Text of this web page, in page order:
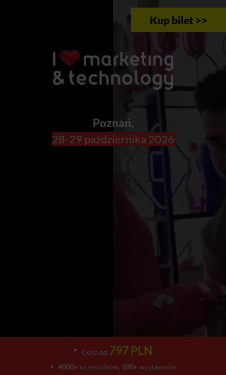
Kup bilet >>
Poznań,
28-29 października 2026
Cena od 797 PLN
4000+uczestników, 100+wystawców